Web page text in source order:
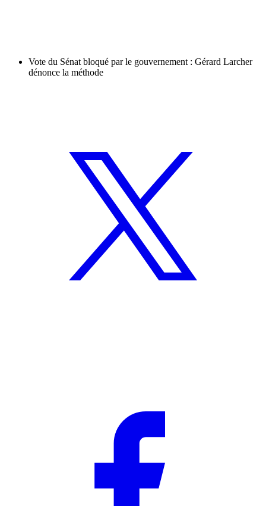
Vote du Sénat bloqué par le gouvernement : Gérard Larcher
dénonce la méthode